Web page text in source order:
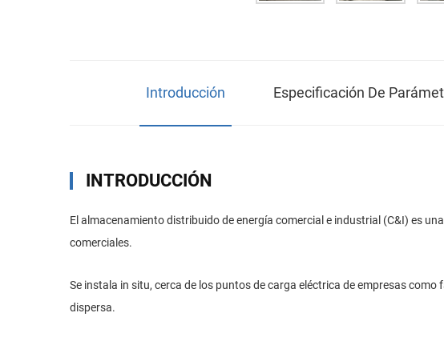
Introducción Especificación De
INTRODUCCIÓN
El almacenamiento distribuido de energía comercial e industrial (C&I) es
comerciales.
Se instala in situ, cerca de los puntos de carga eléctrica de empresas
dispersa.